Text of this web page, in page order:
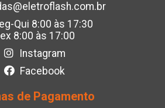
Qui 8:00 às 17:30
8:00 às 17:00
Instagram
Facebook
de Pagamento